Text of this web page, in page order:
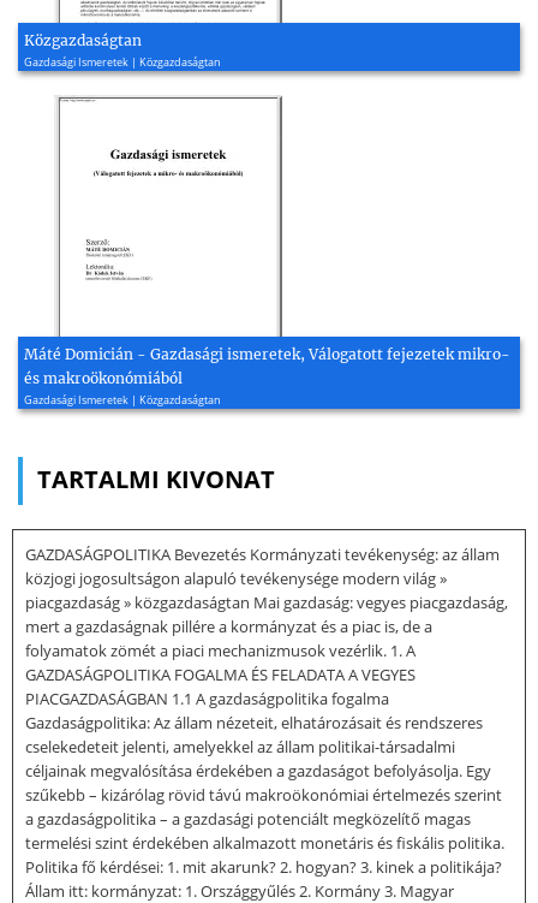
Közgazdaságtan
Gazdasági Ismeretek | Közgazdaságtan
Máté Domicián - Gazdasági ismeretek, Válogatott fejezetek mikro-
és makroökonómiából
Gazdasági Ismeretek | Közgazdaságtan
TARTALMI KIVONAT
GAZDASÁGPOLITIKA Bevezetés Kormányzati tevékenység: az állam
közjogi jogosultságon alapuló tevékenysége modern világ »
piacgazdaság » közgazdaságtan Mai gazdaság: vegyes piacgazdaság,
mert a gazdaságnak pillére a kormányzat és a piac is, de a
folyamatok zömét a piaci mechanizmusok vezérlik. 1. A
GAZDASÁGPOLITIKA FOGALMA ÉS FELADATA A VEGYES
PIACGAZDASÁGBAN 1.1 A gazdaságpolitika fogalma
Gazdaságpolitika: Az állam nézeteit, elhatározásait és rendszeres
cselekedeteit jelenti, amelyekkel az állam politikai-társadalmi
céljainak megvalósítása érdekében a gazdaságot befolyásolja. Egy
szűkebb – kizárólag rövid távú makroökonómiai értelmezés szerint
a gazdaságpolitika – a gazdasági potenciált megközelítő magas
termelési szint érdekében alkalmazott monetáris és fiskális politika.
Politika fő kérdései: 1. mit akarunk? 2. hogyan? 3. kinek a politikája?
Állam itt: kormányzat: 1. Országgyűlés 2. Kormány 3. Magyar